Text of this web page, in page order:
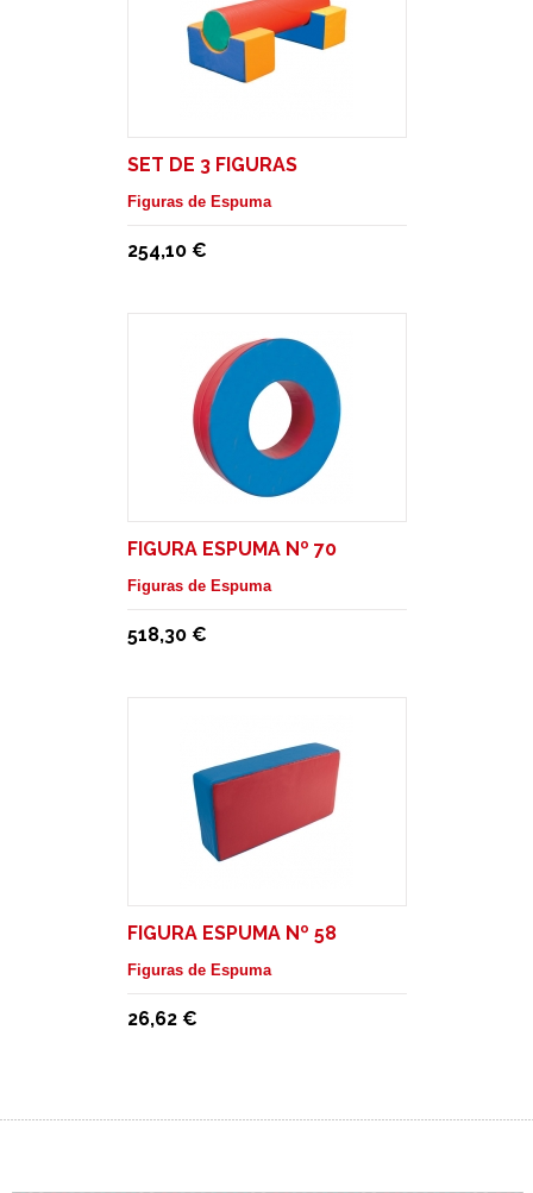
SET DE 3 FIGURAS
Figuras de Espuma
254,10 €
FIGURA ESPUMA Nº 70
Figuras de Espuma
518,30 €
FIGURA ESPUMA Nº 58
Figuras de Espuma
26,62 €